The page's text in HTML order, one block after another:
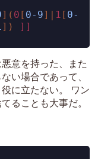
]( 0 [ 0- 9]| 1 [ 0-
]) ]]
意を持った、また
い場合であって、
に立たない。 ワン
ることも大事だ。